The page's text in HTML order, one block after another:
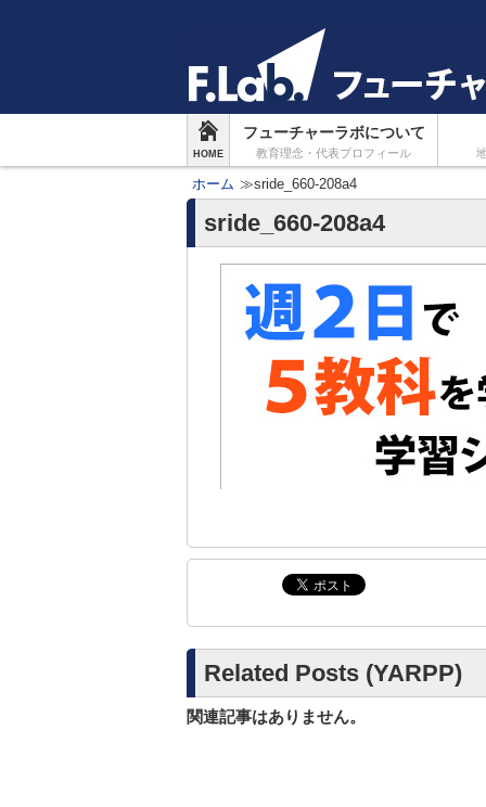
HOME
フューチャーラボについて
教育理念・代表プロフィール
ホーム ≫sride_660-208a4
sride_660-208a4
Related Posts (YARPP)
関連記事はありません。